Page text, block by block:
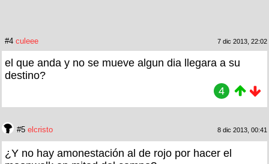
#4 culeee 7 dic 2013, 22:02
el que anda y no se mueve algun dia llegara a su
destino?
4
#5 elcristo 8 dic 2013, 00:41
¿Y no hay amonestación al de rojo por hacer el